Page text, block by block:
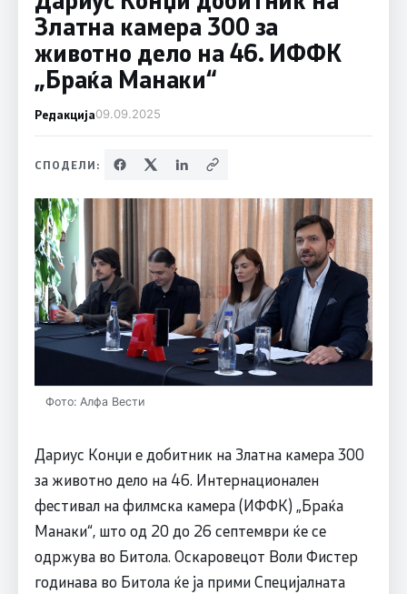
Златна камера 300 за
животно дело на 46. ИФФК
„Браќа Манаки“
Редакција09.09.2025
СПОДЕЛИ:
Фото: Алфа Вести
Дариус Конџи е добитник на Златна камера 300
за животно дело на 46. Интернационален
фестивал на филмска камера (ИФФК) „Браќа
Манаки“, што од 20 до 26 септември ќе се
одржува во Битола. Оскаровецот Воли Фистер
годинава во Битола ќе ја прими Специјалната